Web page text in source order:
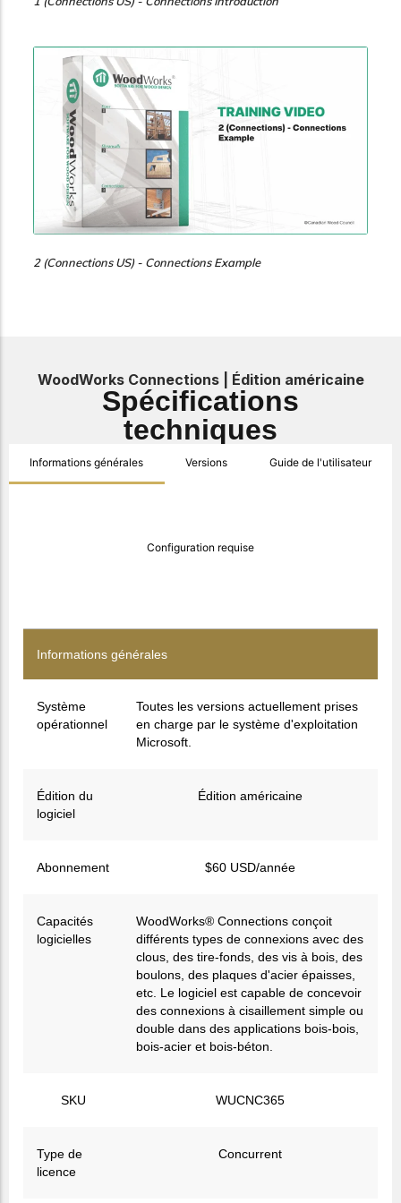
2 (Connections US) - Connections Example
WoodWorks Connections | Édition américaine
Spécifications
techniques
Informations générales Versions Guide de l'utilisateur
Configuration requise
Informations générales
Système
opérationnel
Toutes les versions actuellement prises
en charge par le système d'exploitation
Microsoft.
Édition du
logiciel
Édition américaine
Abonnement $60 USD/année
Capacités
logicielles
WoodWorks® Connections conçoit
différents types de connexions avec des
clous, des tire-fonds, des vis à bois, des
boulons, des plaques d'acier épaisses,
etc. Le logiciel est capable de concevoir
des connexions à cisaillement simple ou
double dans des applications bois-bois,
bois-acier et bois-béton.
SKU WUCNC365
Type de
licence
Concurrent